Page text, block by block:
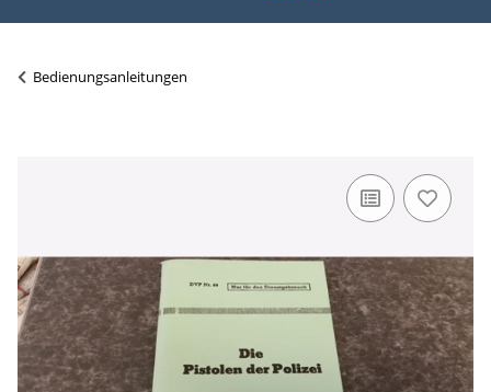
Bedienungsanleitungen